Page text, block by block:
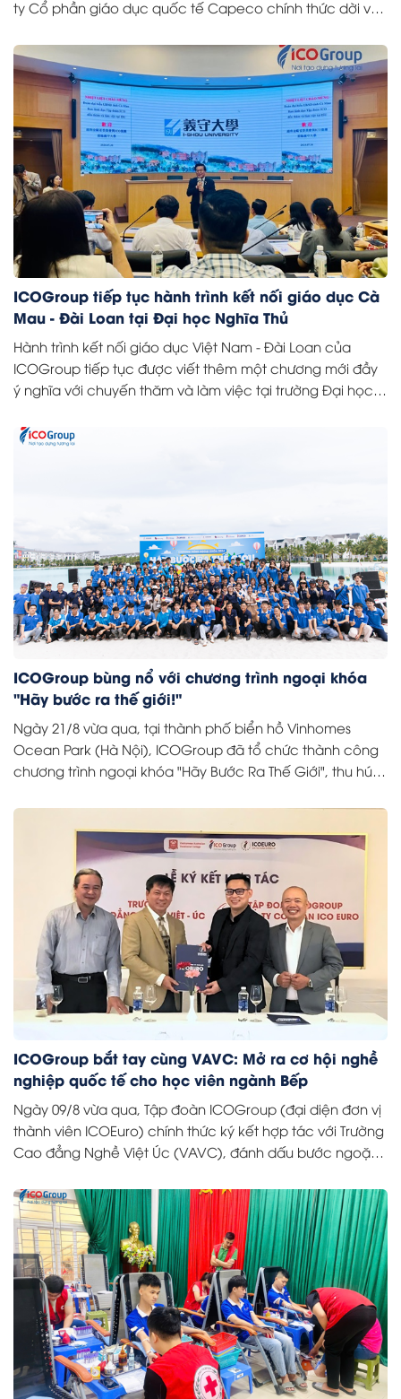
ty Cổ phần giáo dục quốc tế Capeco chính thức dời về
Happy Home, phường Tân Thành, TP Cà Mau.
ICOGroup tiếp tục hành trình kết nối giáo dục Cà
Mau - Đài Loan tại Đại học Nghĩa Thủ
Hành trình kết nối giáo dục Việt Nam - Đài Loan của
ICOGroup tiếp tục được viết thêm một chương mới đầy
ý nghĩa với chuyến thăm và làm việc tại trường Đại học
ngôi trường thuộc Tập đoàn Nghĩa Liên, nơi sở hữu cơ sở
ICOGroup bùng nổ với chương trình ngoại khóa
"Hãy bước ra thế giới!"
Ngày 21/8 vừa qua, tại thành phố biển hồ Vinhomes
Ocean Park (Hà Nội), ICOGroup đã tổ chức thành công
chương trình ngoại khóa "Hãy Bước Ra Thế Giới", thu hút
ICOGroup bắt tay cùng VAVC: Mở ra cơ hội nghề
nghiệp quốc tế cho học viên ngành Bếp
Ngày 09/8 vừa qua, Tập đoàn ICOGroup (đại diện đơn vị
thành viên ICOEuro) chính thức ký kết hợp tác với Trường
Cao đẳng Nghề Việt Úc (VAVC), đánh dấu bước ngoặt
lượng cao cho ngành Ẩm thực quốc tế.